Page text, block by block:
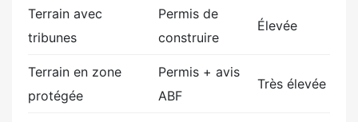
Terrain avec
tribunes
Permis de
construire
Élevée
Terrain en zone
protégée
Permis + avis
ABF
Très élevée